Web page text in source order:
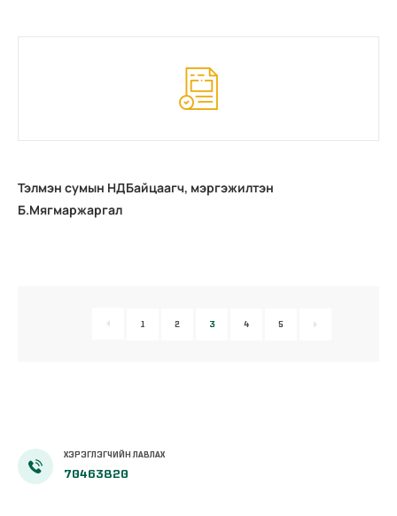
Тэлмэн сумын НДБайцаагч, мэргэжилтэн
Б.Мягмаржаргал
1 2 3 4 5
ХЭРЭГЛЭГЧИЙН ЛАВЛАХ
70463820